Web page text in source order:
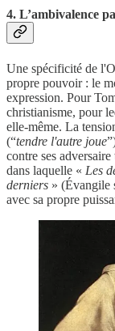
4. L’ambivalence
Une spécificité de
propre pouvoir : le
expression. Pour
christianisme, pour
elle-même. La
(“tendre l'autre joue
contre ses
dans laquelle « Les
derniers » (Évangile
avec sa propre